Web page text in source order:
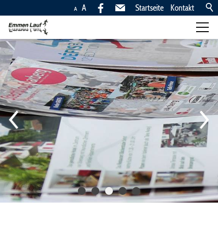
Startseite Kontakt
A A
Läufe
Kinderläufe, 10,5km,
5km
Anreise
Rangliste
Fotos
News
Ingold Rönners Team
Trophy
Pressemitteilungen
Zu den Pressemitteilungen